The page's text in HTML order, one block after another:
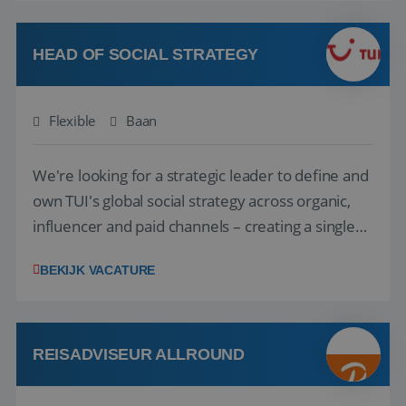
deze onderdelen zijn nu samen gevoegd...
HEAD OF SOCIAL STRATEGY
Flexible Baan
We're looking for a strategic leader to define and
own TUI's global social strategy across organic,
influencer and paid channels – creating a single
locally. The role will be published until 18 August
Attractive remuneration, discre...
BEKIJK VACATURE
REISADVISEUR ALLROUND